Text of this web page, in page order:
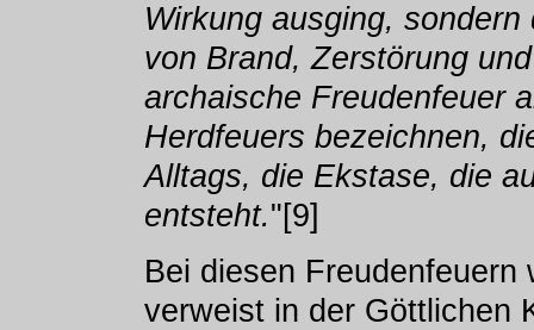
Wirkung ausging,
von Brand, Zerstörung
archaische Freudenfeuer
Herdfeuers bezeichnen,
Alltags, die Ekstase, die
entsteht."[9]
Bei diesen
verweist in der Göttlichen